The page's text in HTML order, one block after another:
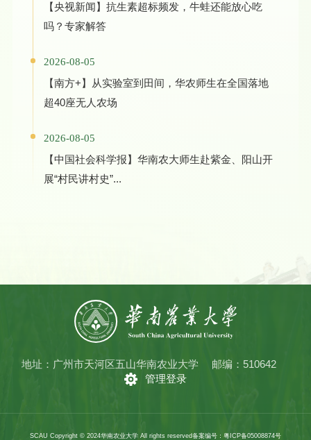
【央视新闻】抗生素超标频发，牛蛙还能放心吃
吗？专家解答
2026-08-05
【南方+】从实验室到田间，华农师生在全国落地
超40座无人农场
2026-08-05
【中国社会科学报】华南农大师生赴紫金、阳山开
展“村民讲村史”...
地址：广州市天河区五山华南农业大学
邮编：510642
管理登录
SCAU Copyright © 2024华南农业大学 All rights reserved备案编号：粤ICP备05008874号